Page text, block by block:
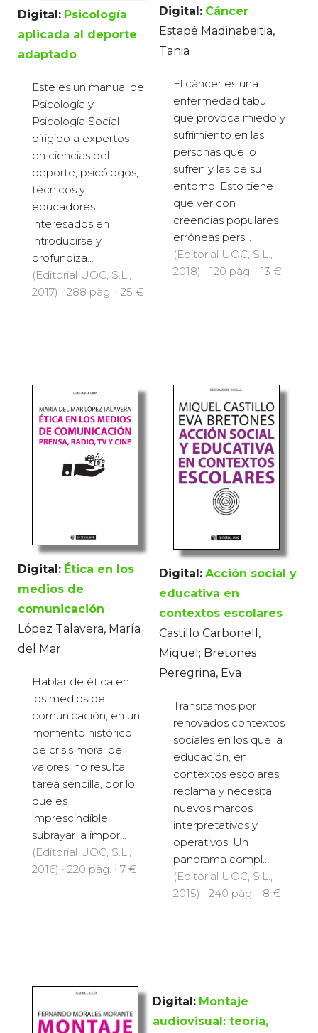
Digital: Psicología
aplicada al deporte
adaptado
Este es un manual de
Psicología y
Psicología Social
dirigido a expertos
en ciencias del
deporte, psicólogos,
técnicos y
educadores
interesados en
introducirse y
profundiza...
(Editorial UOC, S.L.,
2017) · 288 pàg. · 25 €
Digital: Cáncer
Estapé Madinabeitia,
Tania
El cáncer es una
enfermedad tabú
que provoca miedo y
sufrimiento en las
personas que lo
sufren y las de su
entorno. Esto tiene
que ver con
creencias populares
erróneas pers...
(Editorial UOC, S.L.,
2018) · 120 pàg. · 13 €
Digital: Ética en los
medios de
comunicación
López Talavera, María
del Mar
Hablar de ética en
los medios de
comunicación, en un
momento histórico
de crisis moral de
valores, no resulta
tarea sencilla, por lo
que es
imprescindible
subrayar la impor...
(Editorial UOC, S.L.,
2016) · 220 pàg. · 7 €
Digital: Acción social y
educativa en
contextos escolares
Castillo Carbonell,
Miquel; Bretones
Peregrina, Eva
Transitamos por
renovados contextos
sociales en los que la
educación, en
contextos escolares,
reclama y necesita
nuevos marcos
interpretativos y
operativos. Un
panorama compl...
(Editorial UOC, S.L.,
2015) · 240 pàg. · 8 €
Digital: Montaje
audiovisual: teoría,